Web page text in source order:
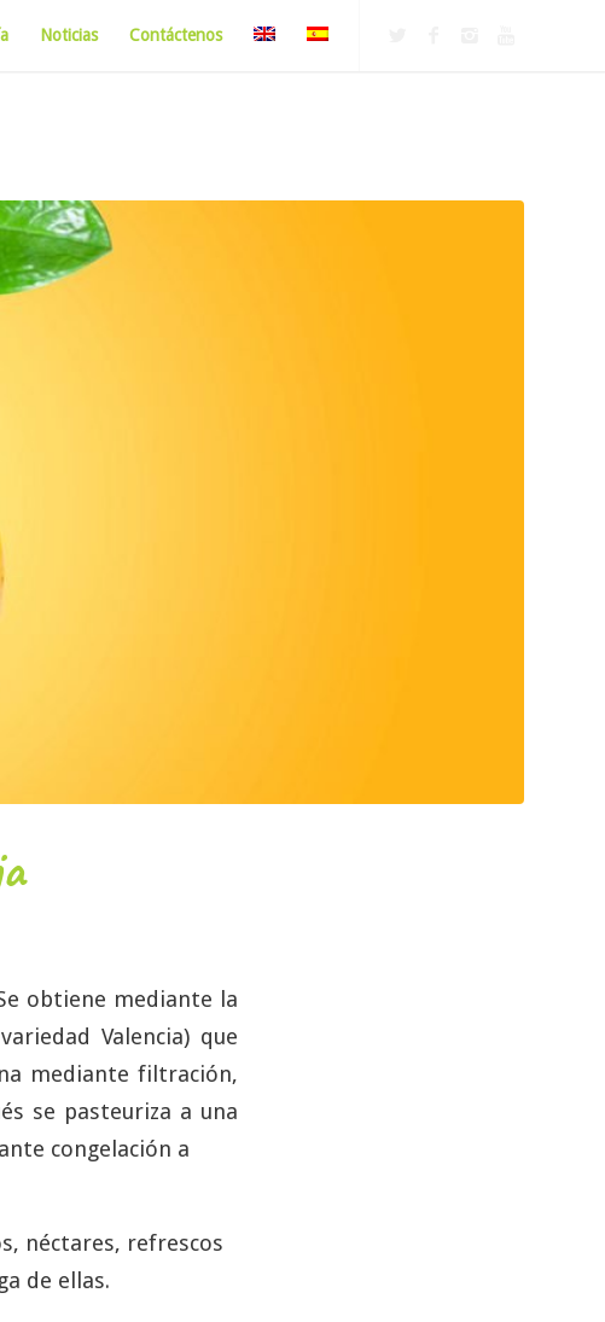
Noticias Contáctenos
obtiene mediante la
Valencia) que
mediante filtración,
se pasteuriza a una
congelación a
néctares, refrescos
de ellas.